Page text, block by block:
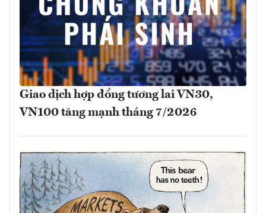
Giao dịch hợp đồng tương lai VN30,
VN100 tăng mạnh tháng 7/2026